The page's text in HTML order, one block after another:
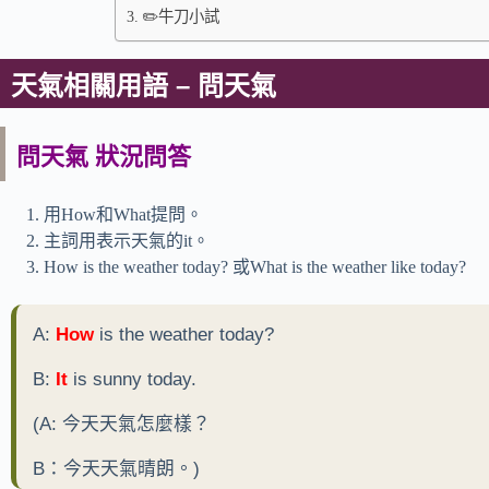
✏️牛刀小試
天氣相關用語 – 問天氣
問天氣 狀況問答
用How和What提問。
主詞用表示天氣的it。
How is the weather today? 或What is the weather like today?
A: Howis the weather today?
B: It is sunny today.
(A: 今天天氣怎麼樣？
B：今天天氣晴朗。)